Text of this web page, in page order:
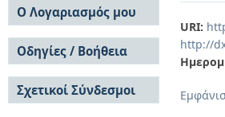
URI:
http://
Σε όλο το DSpace
Κοινότητες & Συλλογές
Ανά Ημερομηνία
Έκδοσης
Συγγραφείς
Τίτλοι
Θέματα
Ο Λογαριασμός μου
Σύνδεση
Εγγραφή
Οδηγίες / Βοήθεια
Οδηγίες Υποβολής
Οδηγίες Χρήσης ΙΑ
Συχνές Ερωτήσεις
Σχετικοί Σύνδεσμοι